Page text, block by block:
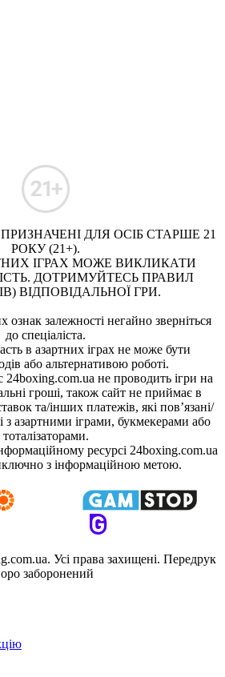
ДЛЯ ОСІБ СТАРШЕ 21
РОКУ (21+).
ІГРАХ МОЖЕ ВИКЛИКАТИ
ДОТРИМУЙТЕСЬ ПРАВИЛ
ВІДПОВІДАЛЬНОЇ ГРИ.
залежності негайно зверніться
до спеціаліста.
в азартних іграх не може бути
або альтернативою роботі.
24boxing.com.ua не проводить ігри на
гроші, також сайт не приймає в
та/інших платежів, які пов’язані/
з азартними іграми, букмекерами або
тоталізаторами.
ресурсі 24boxing.com.ua
з інформаційною метою.
Усi права захищенi. Передрук
заборонений